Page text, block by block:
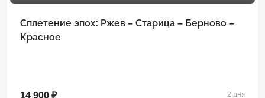
Сплетение эпох: Ржев – Старица – Берново –
Красное
14 900 ₽ 2 дня